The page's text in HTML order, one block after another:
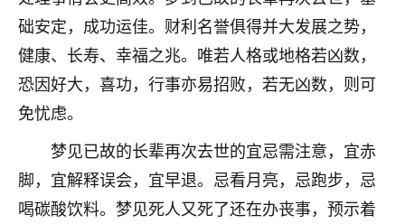
础安定，成功运佳。财利名誉俱得并大发展之势，
健康、长寿、幸福之兆。唯若人格或地格若凶数，
恐因好大，喜功，行事亦易招败，若无凶数，则可
免忧虑。
梦见已故的长辈再次去世的宜忌需注意，宜赤
脚，宜解释误会，宜早退。忌看月亮，忌跑步，忌
喝碳酸饮料。梦见死人又死了还在办丧事，预示着